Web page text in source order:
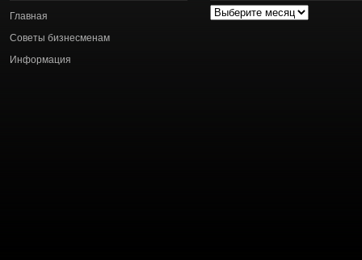
Главная
Советы бизнесменам
Информация
Архив